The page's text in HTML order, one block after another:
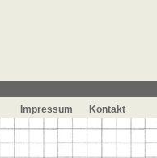
Impressum Kontakt